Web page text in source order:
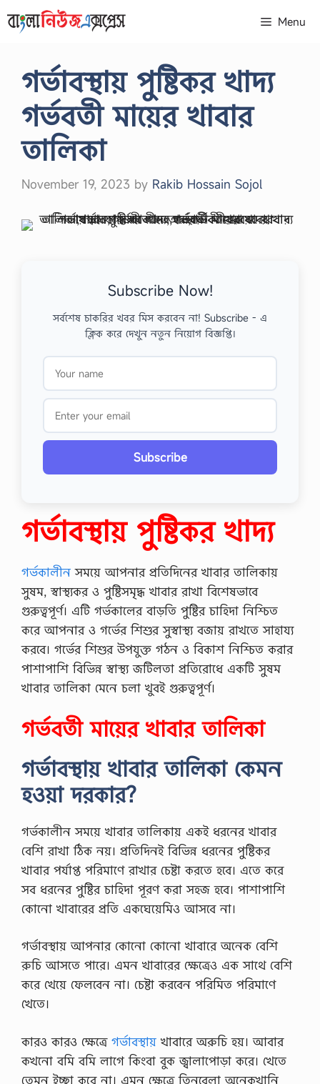
to
Menu
গর্ভাবস্থায় পুষ্টিকর খাদ্য
গর্ভবতী মায়ের খাবার
তালিকা
November 19, 2023 by Rakib Hossain Sojol
Subscribe Now!
সর্বশেষ চাকরির খবর মিস করবেন না! Subscribe - এ
ক্লিক করে দেখুন নতুন নিয়োগ বিজ্ঞপ্তি।
Subscribe
গর্ভাবস্থায় পুষ্টিকর খাদ্য
গর্ভকালীনসময়ে আপনার প্রতিদিনের খাবার তালিকায়
সুষম, স্বাস্থ্যকর ও পুষ্টিসমৃদ্ধ খাবার রাখা বিশেষভাবে
গুরুত্বপূর্ণ। এটি গর্ভকালের বাড়তি পুষ্টির চাহিদা নিশ্চিত
করে আপনার ও গর্ভের শিশুর সুস্বাস্থ্য বজায় রাখতে সাহায্য
করবে। গর্ভের শিশুর উপযুক্ত গঠন ও বিকাশ নিশ্চিত করার
পাশাপাশি বিভিন্ন স্বাস্থ্য জটিলতা প্রতিরোধে একটি সুষম
খাবার তালিকা মেনে চলা খুবই গুরুত্বপূর্ণ।
গর্ভবতী মায়ের খাবার তালিকা
গর্ভাবস্থায় খাবার তালিকা কেমন
হওয়া দরকার?
গর্ভকালীন সময়ে খাবার তালিকায় একই ধরনের খাবার
বেশি রাখা ঠিক নয়। প্রতিদিনই বিভিন্ন ধরনের পুষ্টিকর
খাবার পর্যাপ্ত পরিমাণে রাখার চেষ্টা করতে হবে। এতে করে
সব ধরনের পুষ্টির চাহিদা পূরণ করা সহজ হবে। পাশাপাশি
কোনো খাবারের প্রতি একঘেয়েমিও আসবে না।
গর্ভাবস্থায় আপনার কোনো কোনো খাবারে অনেক বেশি
রুচি আসতে পারে। এমন খাবারের ক্ষেত্রেও এক সাথে বেশি
করে খেয়ে ফেলবেন না। চেষ্টা করবেন পরিমিত পরিমাণে
খেতে।
কারও কারও ক্ষেত্রে গর্ভাবস্থায় খাবারে অরুচি হয়। আবার
কখনো বমি বমি লাগে কিংবা বুক জ্বালাপোড়া করে। খেতে
তেমন ইচ্ছা করে না। এমন ক্ষেত্রে তিনবেলা অনেকখানি